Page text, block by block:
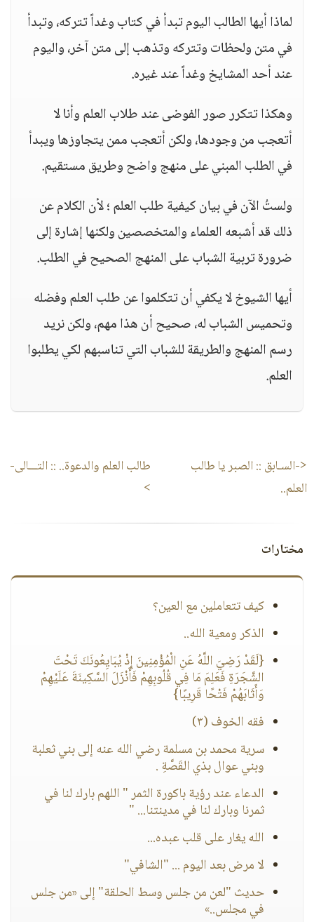
لماذا أيها الطالب اليوم تبدأ في كتاب وغداً تتركه، وتبدأ
في متن ولحظات وتتركه وتذهب إلى متن آخر، واليوم
عند أحد المشايخ وغداً عند غيره.
وهكذا تتكرر صور الفوضى عند طلاب العلم وأنا لا
أتعجب من وجودها، ولكن أتعجب ممن يتجاوزها ويبدأ
في الطلب المبني على منهج واضح وطريق مستقيم.
ولستُ الآن في بيان كيفية طلب العلم ؛ لأن الكلام عن
ذلك قد أشبعه العلماء والمتخصصين ولكنها إشارة إلى
ضرورة تربية الشباب على المنهج الصحيح في الطلب.
أيها الشيوخ لا يكفي أن تتكلموا عن طلب العلم وفضله
وتحميس الشباب له، صحيح أن هذا مهم، ولكن نريد
رسم المنهج والطريقة للشباب التي تناسبهم لكي يطلبوا
العلم.
<-السـابق ::الصبر يا طالب
العلم..
طالب العلم والدعوة.. :: التـــالى-
>
مختارات
كيف تتعاملين مع العين؟
الذكر ومعية الله..
{لَقَدْ رَضِيَ اللَّهُ عَنِ الْمُؤْمِنِينَ إِذْ يُبَايِعُونَكَ تَحْتَ
الشَّجَرَةِ فَعَلِمَ مَا فِي قُلُوبِهِمْ فَأَنْزَلَ السَّكِينَةَ عَلَيْهِمْ
وَأَثَابَهُمْ فَتْحًا قَرِيبًا}
فقه الخوف (٣)
سرية محمد بن مسلمة رضي الله عنه إلى بني ثعلبة
وبني عوال بذي القَصَّةِ .
الدعاء عند رؤية باكورة الثمر " اللهم بارك لنا في
ثمرنا وبارك لنا في مدينتنا... "
الله يغار على قلب عبده...
لا مرض بعد اليوم ... "الشافي"
حديث "لعن من جلس وسط الحلقة" إلى «من جلس
في مجلس..»